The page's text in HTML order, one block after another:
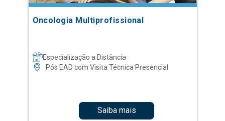
Oncologia Multiprofissional
Especialização a Distância
Pós EAD com Visita Técnica Presencial
Saiba mais